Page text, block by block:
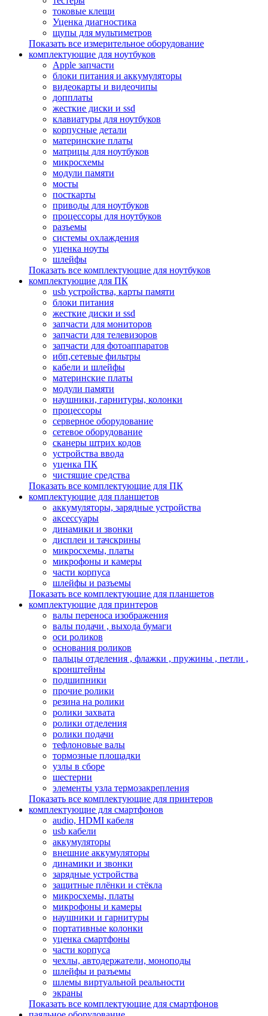
токовые клещи
Уценка диагностика
щупы для мультиметров
Показать все измерительное оборудование
комплектующие для ноутбуков
Apple запчасти
блоки питания и аккумуляторы
видеокарты и видеочипы
допплаты
жесткие диски и ssd
клавиатуры для ноутбуков
корпусные детали
материнские платы
матрицы для ноутбуков
микросхемы
модули памяти
мосты
посткарты
приводы для ноутбуков
процессоры для ноутбуков
разъемы
системы охлаждения
уценка ноуты
шлейфы
Показать все комплектующие для ноутбуков
комплектующие для ПК
usb устройства, карты памяти
блоки питания
жесткие диски и ssd
запчасти для мониторов
запчасти для телевизоров
запчасти для фотоаппаратов
ибп,сетевые фильтры
кабели и шлейфы
материнские платы
модули памяти
наушники, гарнитуры, колонки
процессоры
серверное оборудование
сетевое оборудование
сканеры штрих кодов
устройства ввода
уценка ПК
чистящие средства
Показать все комплектующие для ПК
комплектующие для планшетов
аккумуляторы, зарядные устройства
аксессуары
динамики и звонки
дисплеи и тачскрины
микросхемы, платы
микрофоны и камеры
части корпуса
шлейфы и разъемы
Показать все комплектующие для планшетов
комплектующие для принтеров
валы переноса изображения
валы подачи , выхода бумаги
оси роликов
основания роликов
пальцы отделения , флажки , пружины , петли ,
кронштейны
подшипники
прочие ролики
резина на ролики
ролики захвата
ролики отделения
ролики подачи
тефлоновые валы
тормозные площадки
узлы в сборе
шестерни
элементы узла термозакрепления
Показать все комплектующие для принтеров
комплектующие для смартфонов
audio, HDMI кабеля
usb кабели
аккумуляторы
внешние аккумуляторы
динамики и звонки
зарядные устройства
защитные плёнки и стёкла
микросхемы, платы
микрофоны и камеры
наушники и гарнитуры
портативные колонки
уценка смартфоны
части корпуса
чехлы, автодержатели, моноподы
шлейфы и разъемы
шлемы виртуальной реальности
экраны
Показать все комплектующие для смартфонов